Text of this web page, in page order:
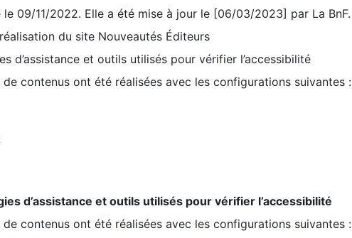
09/11/2022. Elle a été mise à jour le [06/03/2023] par La BnF.
du site Nouveautés Éditeurs
d’assistance et outils utilisés pour vérifier l’accessibilité
contenus ont été réalisées avec les configurations suivantes :
d’assistance et outils utilisés pour vérifier l’accessibilité
contenus ont été réalisées avec les configurations suivantes :